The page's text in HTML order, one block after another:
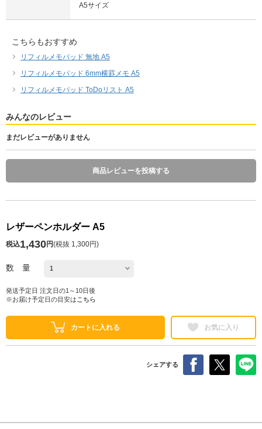
A5サイズ
こちらもおすすめ
リフィルメモパッド 無地 A5
リフィルメモパッド 6mm横罫メモ A5
リフィルメモパッド ToDoリスト A5
みんなのレビュー
まだレビューがありません
商品レビューを投稿する
レザーペンホルダー A5
税込1,430円(税抜 1,300円)
数 量
発送予定日 注文日の1～10日後
※お届け予定日の目安は こちら
カートに入れる お気に入り
シェアする